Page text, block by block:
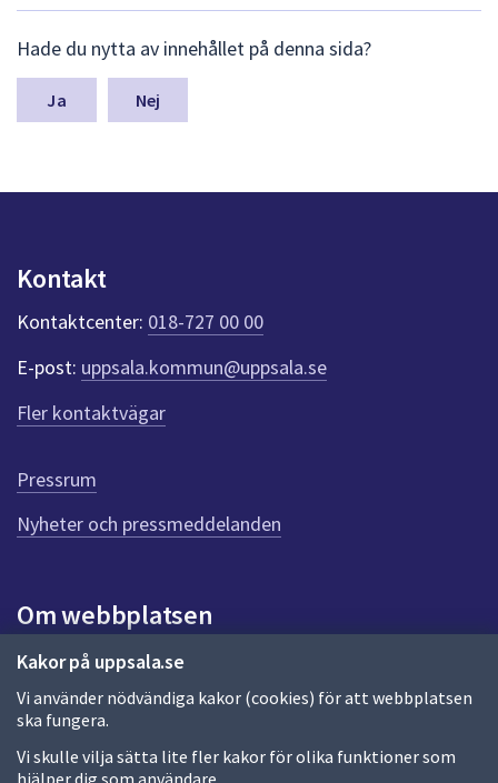
Kakor på uppsala.se
Vi använder nödvändiga kakor (cookies) för att webbplatsen
ska fungera.
Vi skulle vilja sätta lite fler kakor för olika funktioner som
hjälper dig som användare.
ä
m
a
n
k
t
e
r
f
ö
r
e
n
n
a
d
a
Hade du nytta av innehållet på denna sida?
Nej
Kontakt
Kontaktcenter: 018-727 00 00
E-post: uppsala.kommun@uppsala.se
Fler kontaktvägar
Pressrum
Nyheter och pressmeddelanden
Om webbplatsen
Om webbplatsen
Allmänna handlingar och diarium
Behandling av personuppgifter